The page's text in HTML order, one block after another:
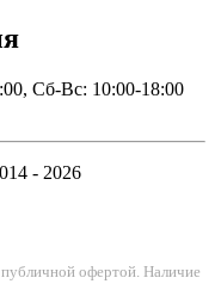
Сб-Вс: 10:00-18:00
- 2026
офертой. Наличие